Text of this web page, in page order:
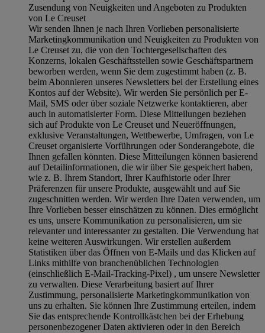
Zusendung von Neuigkeiten und Angeboten zu Produkten
von Le Creuset
Wir senden Ihnen je nach Ihren Vorlieben personalisierte
Marketingkommunikation und Neuigkeiten zu Produkten von
Le Creuset zu, die von den Tochtergesellschaften des
Konzerns, lokalen Geschäftsstellen sowie Geschäftspartnern
beworben werden, wenn Sie dem zugestimmt haben (z. B.
beim Abonnieren unseres Newsletters bei der Erstellung eines
Kontos auf der Website). Wir werden Sie persönlich per E-
Mail, SMS oder über soziale Netzwerke kontaktieren, aber
auch in automatisierter Form. Diese Mitteilungen beziehen
sich auf Produkte von Le Creuset und Neueröffnungen,
exklusive Veranstaltungen, Wettbewerbe, Umfragen, von Le
Creuset organisierte Vorführungen oder Sonderangebote, die
Ihnen gefallen könnten. Diese Mitteilungen können basierend
auf Detailinformationen, die wir über Sie gespeichert haben,
wie z. B. Ihrem Standort, Ihrer Kaufhistorie oder Ihrer
Präferenzen für unsere Produkte, ausgewählt und auf Sie
zugeschnitten werden. Wir werden Ihre Daten verwenden, um
Ihre Vorlieben besser einschätzen zu können. Dies ermöglicht
es uns, unsere Kommunikation zu personalisieren, um sie
relevanter und interessanter zu gestalten. Die Verwendung hat
keine weiteren Auswirkungen. Wir erstellen außerdem
Statistiken über das Öffnen von E-Mails und das Klicken auf
Links mithilfe von branchenüblichen Technologien
(einschließlich E-Mail-Tracking-Pixel) , um unsere Newsletter
zu verwalten. Diese Verarbeitung basiert auf Ihrer
Zustimmung, personalisierte Marketingkommunikation von
uns zu erhalten. Sie können Ihre Zustimmung erteilen, indem
Sie das entsprechende Kontrollkästchen bei der Erhebung
personenbezogener Daten aktivieren oder in den Bereich